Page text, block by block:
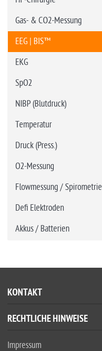
Gas- & CO2-Messung
EEG | BIS™
EKG
SpO2
NIBP (Blutdruck)
Temperatur
Druck (Press.)
O2-Messung
Flowmessung / Spirometrie
Defi Elektroden
Akkus / Batterien
KONTAKT
RECHTLICHE HINWEISE
Impressum